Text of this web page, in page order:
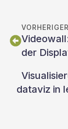
der
dataviz in